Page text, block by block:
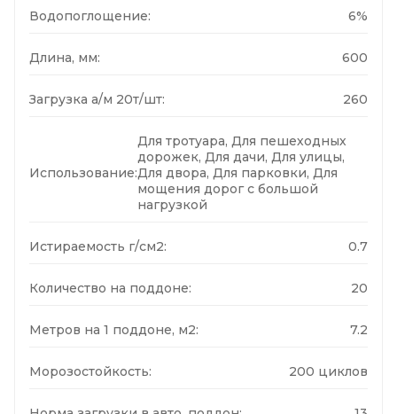
Водопоглощение: 6%
Длина, мм: 600
Загрузка а/м 20т/шт: 260
Использование:
Для тротуара, Для пешеходных
дорожек, Для дачи, Для улицы,
Для двора, Для парковки, Для
мощения дорог с большой
нагрузкой
Истираемость г/см2: 0.7
Количество на поддоне: 20
Метров на 1 поддоне, м2: 7.2
Морозостойкость: 200 циклов